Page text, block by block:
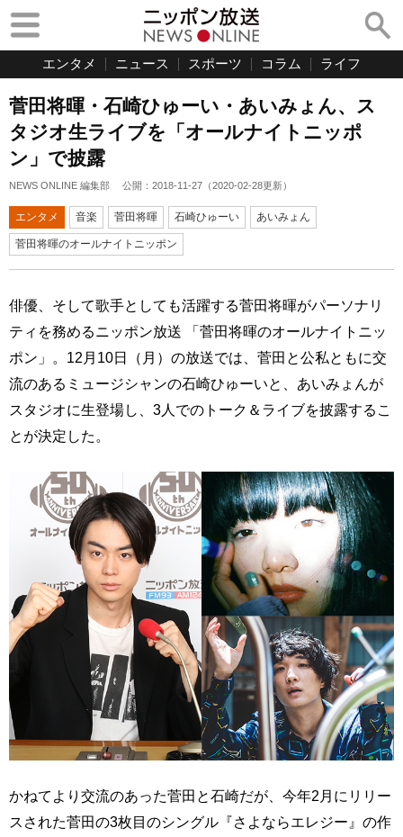
エンタメ ニュース スポーツ コラム ライフ
菅田将暉・石崎ひゅーい・あいみょん、ス
タジオ生ライブを「オールナイトニッポ
ン」で披露
NEWS ONLINE 編集部 公開： 2018-11-27 （2020-02-28更新）
エンタメ 音楽 菅田将暉 石崎ひゅーい あいみょん
菅田将暉のオールナイトニッポン
俳優、そして歌手としても活躍する菅田将暉がパーソナリ
ティを務めるニッポン放送 「菅田将暉のオールナイトニッ
ポン」。12月10日（月）の放送では、菅田と公私ともに交
流のあるミュージシャンの石崎ひゅーいと、あいみょんが
スタジオに生登場し、3人でのトーク＆ライブを披露するこ
とが決定した。
かねてより交流のあった菅田と石崎だが、今年2月にリリー
スされた菅田の3枚目のシングル『さよならエレジー』の作